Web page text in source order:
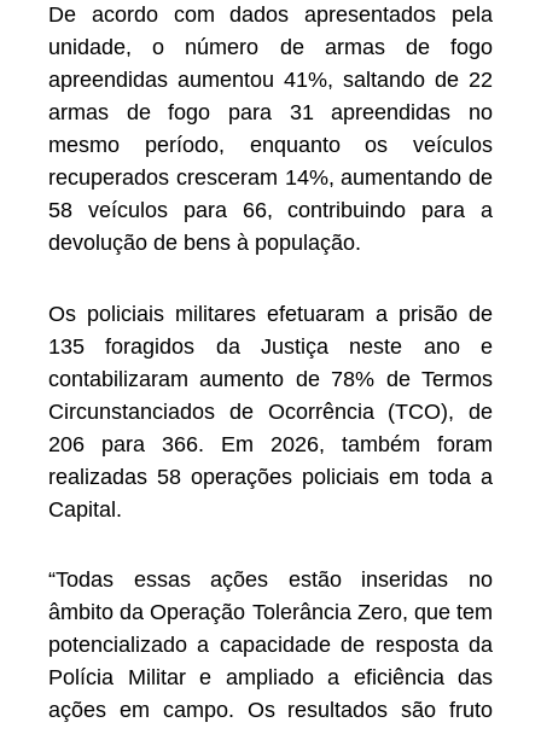
De acordo com dados apresentados pela
unidade, o número de armas de fogo
apreendidas aumentou 41%, saltando de 22
armas de fogo para 31 apreendidas no
mesmo período, enquanto os veículos
recuperados cresceram 14%, aumentando de
58 veículos para 66, contribuindo para a
devolução de bens à população.
Os policiais militares efetuaram a prisão de
135 foragidos da Justiça neste ano e
contabilizaram aumento de 78% de Termos
Circunstanciados de Ocorrência (TCO), de
206 para 366. Em 2026, também foram
realizadas 58 operações policiais em toda a
Capital.
“Todas essas ações estão inseridas no
âmbito da Operação Tolerância Zero, que tem
potencializado a capacidade de resposta da
Polícia Militar e ampliado a eficiência das
ações em campo. Os resultados são fruto